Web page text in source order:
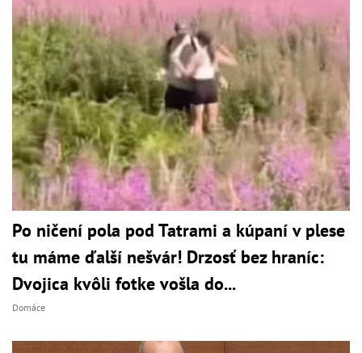
Po ničení pola pod Tatrami a kúpaní v plese
tu máme ďalší nešvár! Drzosť bez hraníc:
Dvojica kvôli fotke vošla do...
Domáce